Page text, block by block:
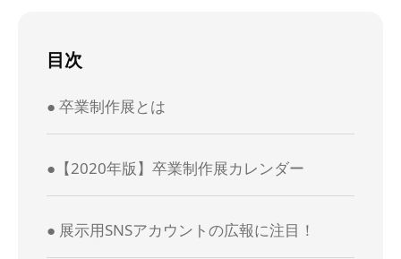
目次
● 卒業制作展とは
●【2020年版】卒業制作展カレンダー
● 展示用SNSアカウントの広報に注目！